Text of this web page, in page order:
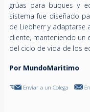
grúas para buques y
sistema fue diseñado
de Liebherr y adaptarse
cliente, manteniendo un
del ciclo de vida de los
Por MundoMaritimo
Enviar a un Colega